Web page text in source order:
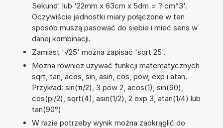
Sekund' lub '22mm x 63cm x 5dm = ? cm^3'.
Oczywiście jednostki miary połączone w ten
sposób muszą pasować do siebie i mieć sens w
danej kombinacji.
Zamiast '√25' można zapisać 'sqrt 25'.
Można również używać funkcji matematycznych
sqrt, tan, acos, sin, asin, cos, pow, exp i atan.
Przykład: sin(π/2), 3 pow 2, acos(1), sin(90),
cos(pi/2), sqrt(4), asin(1/2), 2 exp 3, atan(1/4) lub
tan(90°)
W razie potrzeby wynik można zaokrąglić do